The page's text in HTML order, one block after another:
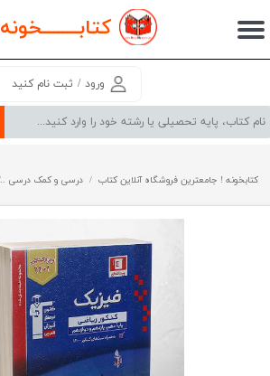
کتابــــــــخونه
ورود / ثبت نام کنید
حساب کاربری من
سفارشات
کتابخونه ! جامعترین فروشگاه آنلاین کتاب درسی و کمک درسی